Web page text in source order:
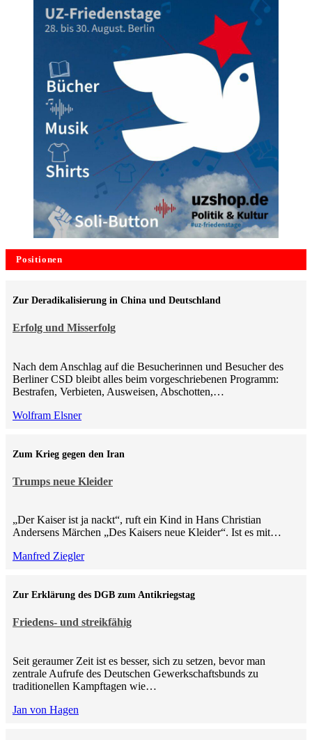
Positionen
Erfolg und Misserfolg
Zur Deradikalisierung in China und Deutschland
Nach dem Anschlag auf die Besucherinnen und Besucher des
Berliner CSD bleibt alles beim vorgeschriebenen Programm:
Bestrafen, Verbieten, Ausweisen, Abschotten,…
Wolfram Elsner
Trumps neue Kleider
Zum Krieg gegen den Iran
„Der Kaiser ist ja nackt“, ruft ein Kind in Hans Christian
Andersens Märchen „Des Kaisers neue Kleider“. Ist es mit…
Manfred Ziegler
Friedens- und streikfähig
Zur Erklärung des DGB zum Antikriegstag
Seit geraumer Zeit ist es besser, sich zu setzen, bevor man
zentrale Aufrufe des Deutschen Gewerkschaftsbunds zu
traditionellen Kampftagen wie…
Jan von Hagen